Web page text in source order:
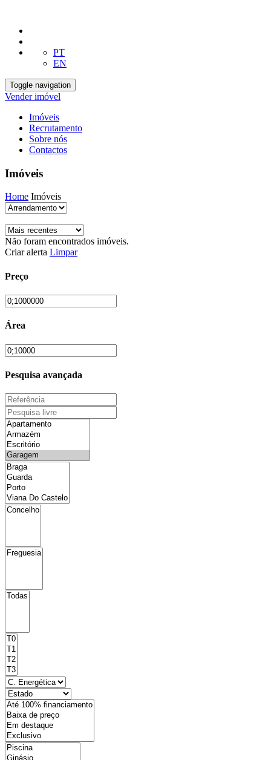
PT
EN
Toggle navigation
Vender imóvel
Imóveis
Recrutamento
Sobre nós
Contactos
Imóveis
Home Imóveis
Não foram encontrados imóveis.
Criar alerta Limpar
Preço
Área
Pesquisa avançada